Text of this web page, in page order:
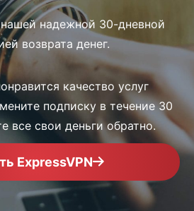
надежной 30-дневной
возврата денег.
качество услуг
подписку в течение 30
все свои деньги обратно.
ExpressVPN